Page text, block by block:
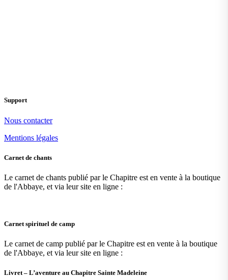
Support
Nous contacter
Mentions légales
Carnet de chants
Le carnet de chants publié par le Chapitre est en vente à la boutique
de l'Abbaye, et via leur site en ligne :
Carnet spirituel de camp
Le carnet de camp publié par le Chapitre est en vente à la boutique
de l'Abbaye, et via leur site en ligne :
Livret – L’aventure au Chapitre Sainte Madeleine